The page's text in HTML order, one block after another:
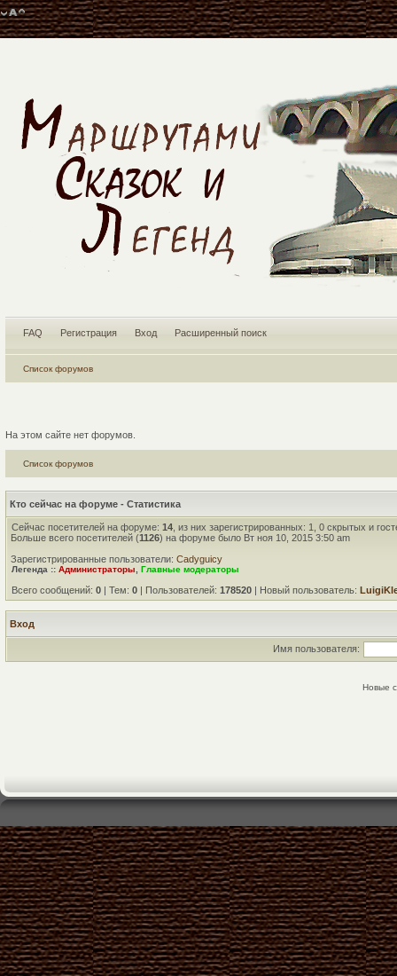
FAQ Регистрация Вход Расширенный поиск
Список форумов
На этом сайте нет форумов.
Список форумов
Кто сейчас на форуме - Статистика
Сейчас посетителей на форуме: 14 , из них зарегистрированных: 1, 0 скрытых и
Больше всего посетителей (1126) на форуме было Вт ноя 10, 2015 3:50 am
Зарегистрированные пользователи: Cadyguicy
Легенда :: Администраторы Главные модераторы
Всего сообщений: 0 | Тем: 0 | Пользователей: 178520 | Новый пользователь:
Вход
Имя пользователя:
Новые